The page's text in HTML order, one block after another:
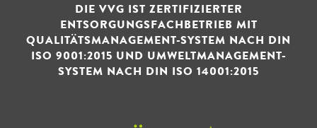
DIE VVG IST ZERTIFIZIERTER
ENTSORGUNGSFACHBETRIEB MIT
QUALITÄTSMANAGEMENT-SYSTEM NACH DIN
ISO 9001:2015 UND UMWELTMANAGEMENT-
SYSTEM NACH DIN ISO 14001:2015